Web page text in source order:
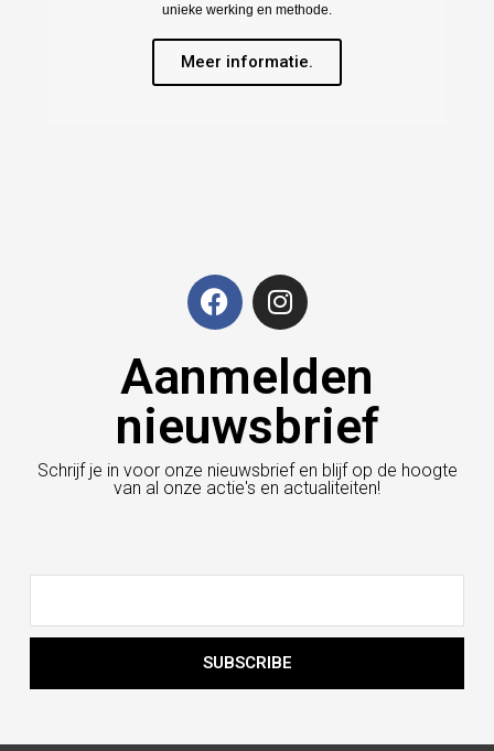
unieke werking en methode.
Meer informatie.
F
a
e
b
o
o
k
I
n
a
g
r
a
Aanmelden
nieuwsbrief
Schrijf je in voor onze nieuwsbrief en blijf op de hoogte
van al onze actie's en actualiteiten!
SUBSCRIBE